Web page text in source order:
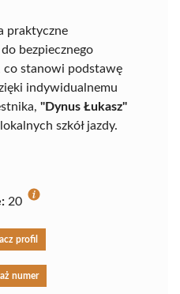
praktyczne
bezpiecznego
co stanowi podstawę
indywidualnemu
"Dynus Łukasz"
szkół jazdy.
20
profil
numer